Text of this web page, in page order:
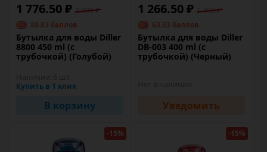
1 776.50 ₽ 2 090 ₽
88.83 баллов
Бутылка для воды Diller
8800 450 ml (с
трубочкой) (Голубой)
Купить в 1 клик
В корзину
1 266.50 ₽ 1 490 ₽
63.33 баллов
Бутылка для воды Diller
DB-003 400 ml (с
трубочкой) (Черный)
Уведомить
-15% -15%